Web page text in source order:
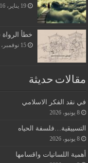
19 يناير، 2016
خطأ
15 نوفمبر، 2012
مقالات حديثة
في نقد الفكر الاسلامي
8 يونيو، 2026
التسييقية…فلسفة الحياه
8 يونيو، 2026
أهمية اللسانيات واقسامها